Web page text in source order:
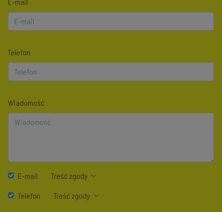
Telefon
Wiadomość
E-mail Treść zgody
Telefon Treść zgody